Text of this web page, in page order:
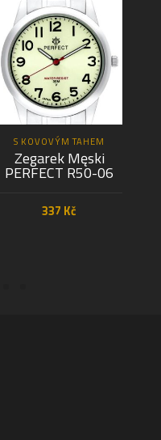
S KOVOVÝM TAHEM
Zegarek Męski
PERFECT R50-06
337 Kč